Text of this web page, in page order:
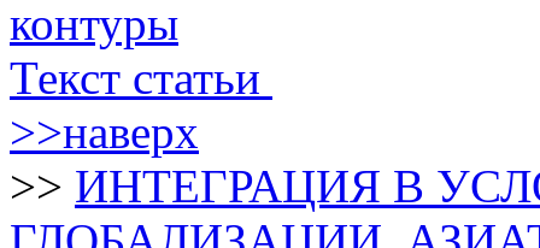
контуры
Текст статьи
>>наверх
>> ИНТЕГРАЦИЯ В